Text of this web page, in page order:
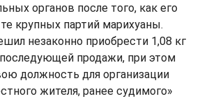
органов после того, как его
крупных партий марихуаны.
незаконно приобрести 1,08 кг
продажи, при этом
должность для организации
жителя, ранее судимого»